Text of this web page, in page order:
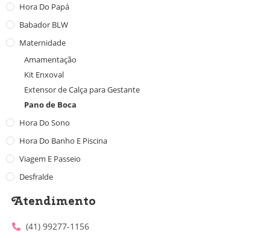
Hora Do Papá
Babador BLW
Maternidade
Amamentação
Kit Enxoval
Extensor de Calça para Gestante
Pano de Boca
Hora Do Sono
Hora Do Banho E Piscina
Viagem E Passeio
Desfralde
Atendimento
(41) 99277-1156